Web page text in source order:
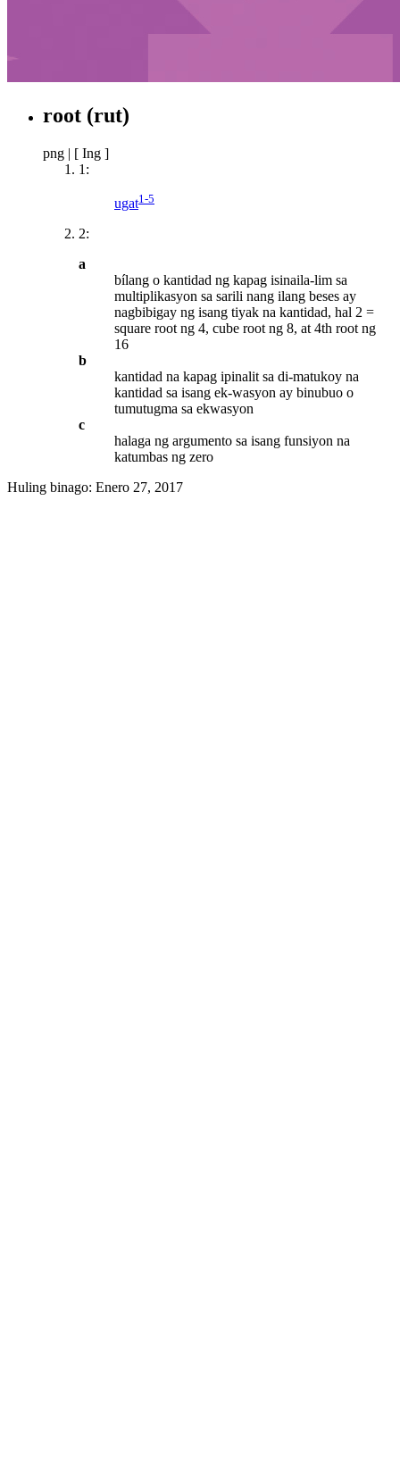
root (rut)
png | [ Ing ]
1:
ugat1-5
2:
a
bílang o kantidad ng kapag isinaila-lim sa
multiplikasyon sa sarili nang ilang beses ay
nagbibigay ng isang tiyak na kantidad, hal 2 =
square root ng 4, cube root ng 8, at 4th root ng
16
b
kantidad na kapag ipinalit sa di-matukoy na
kantidad sa isang ek-wasyon ay binubuo o
tumutugma sa ekwasyon
c
halaga ng argumento sa isang funsiyon na
katumbas ng zero
Huling binago: Enero 27, 2017